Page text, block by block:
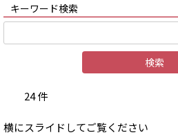
キーワード検索
24 件
横にスライドしてご覧ください